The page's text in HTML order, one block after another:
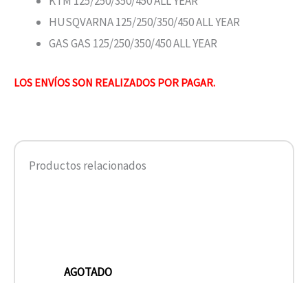
HUSQVARNA 125/250/350/450 ALL YEAR
GAS GAS 125/250/350/450 ALL YEAR
LOS ENVÍOS SON REALIZADOS POR PAGAR.
Productos relacionados
AGOTADO